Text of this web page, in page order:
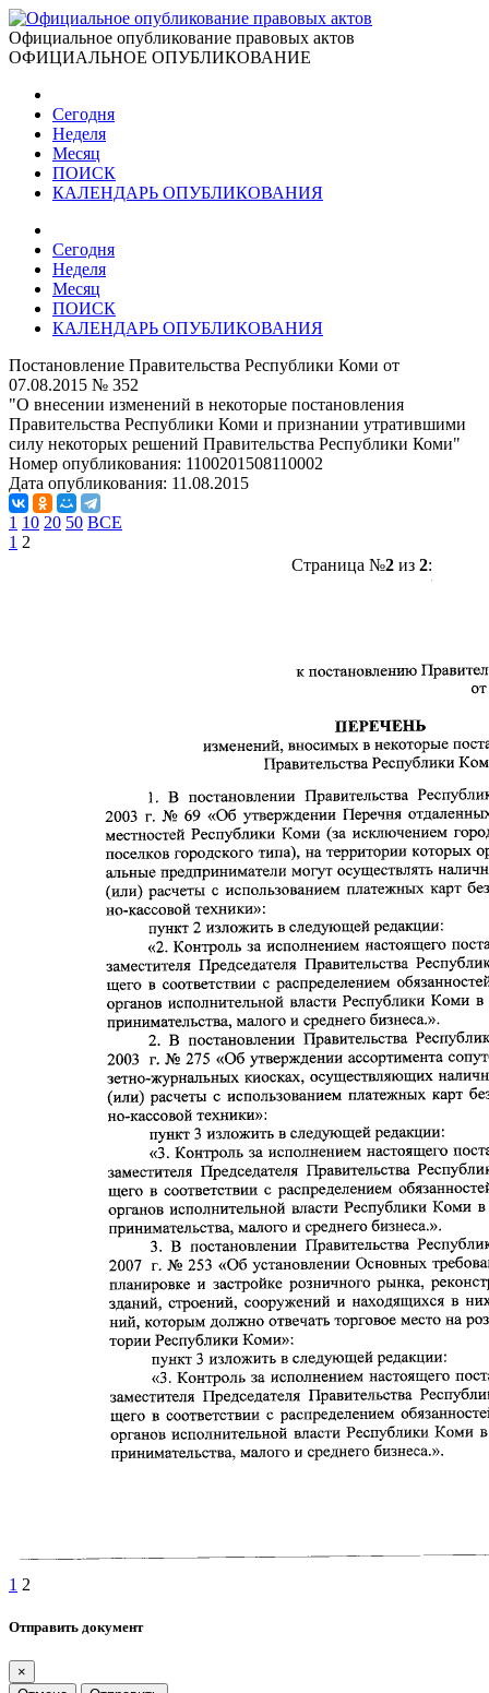
Официальное опубликование правовых актов
ОФИЦИАЛЬНОЕ ОПУБЛИКОВАНИЕ
Сегодня
Неделя
Месяц
ПОИСК
КАЛЕНДАРЬ ОПУБЛИКОВАНИЯ
Сегодня
Неделя
Месяц
ПОИСК
КАЛЕНДАРЬ ОПУБЛИКОВАНИЯ
Постановление Правительства Республики Коми от
07.08.2015 № 352
"О внесении изменений в некоторые постановления
Правительства Республики Коми и признании утратившими
силу некоторых решений Правительства Республики Коми"
Номер опубликования: 1100201508110002
Дата опубликования: 11.08.2015
1 10 20 50 ВСЕ
1 2
Страница №2из 2:
1 2
Отправить документ
×